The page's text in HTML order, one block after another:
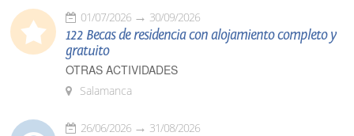
01/07/2026 30/09/2026
122 Becas de residencia con alojamiento completo y
gratuito
OTRAS ACTIVIDADES
Salamanca
26/06/2026 31/08/2026